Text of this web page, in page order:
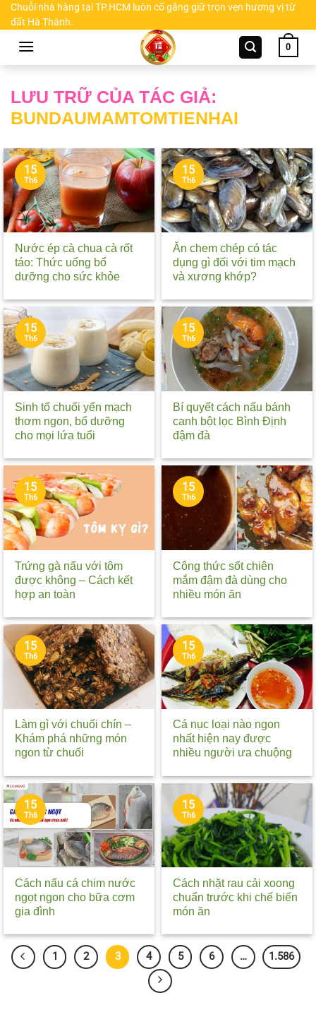
Chuyển
đến
Chuỗi nhà hàng tại TP.HCM luôn cố gắng giữ trọn vẹn hương vị từ
đất Hà Thành.
0
LƯU TRỮ CỦA TÁC GIẢ:
BUNDAUMAMTOMTIENHAI
Nước ép cà chua cà rốt
táo: Thức uống bổ
dưỡng cho sức khỏe
15
Th6
Ăn chem chép có tác
dụng gì đối với tim mạch
và xương khớp?
15
Th6
Sinh tố chuối yến mạch
thơm ngon, bổ dưỡng
cho mọi lứa tuổi
15
Th6
Bí quyết cách nấu bánh
canh bột lọc Bình Định
đậm đà
15
Th6
Trứng gà nấu với tôm
được không – Cách kết
hợp an toàn
15
Th6
Công thức sốt chiên
mắm đậm đà dùng cho
nhiều món ăn
15
Th6
Làm gì với chuối chín –
Khám phá những món
ngon từ chuối
15
Th6
Cá nục loại nào ngon
nhất hiện nay được
nhiều người ưa chuộng
15
Th6
Cách nấu cá chim nước
ngọt ngon cho bữa cơm
gia đình
15
Th6
Cách nhặt rau cải xoong
chuẩn trước khi chế biến
món ăn
15
Th6
1 2 3 4 5 6 … 1.586